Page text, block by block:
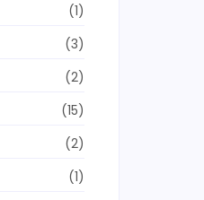
(1)
(3)
(2)
(15)
(2)
(1)